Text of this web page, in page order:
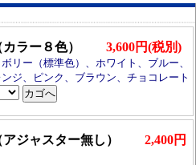
カラー８色） 3,600円(税別)
リー（標準色）、ホワイト、ブルー、
ジ、ピンク、ブラウン、チョコレート
アジャスター無し） 2,400円